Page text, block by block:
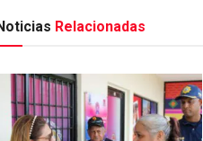
Relacionadas